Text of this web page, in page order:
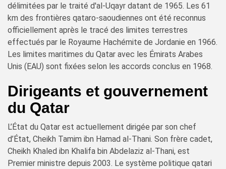
délimitées par le traité d'al-Uqayr datant de 1965. Les 61
km des frontières qataro-saoudiennes ont été reconnus
officiellement après le tracé des limites terrestres
effectués par le Royaume Hachémite de Jordanie en 1966.
Les limites maritimes du Qatar avec les Émirats Arabes
Unis (EAU) sont fixées selon les accords conclus en 1968.
Dirigeants et gouvernement
du Qatar
L’État du Qatar est actuellement dirigée par son chef
d’État, Cheikh Tamim ibn Hamad al-Thani. Son frère cadet,
Cheikh Khaled ibn Khalifa bin Abdelaziz al-Thani, est
Premier ministre depuis 2003. Le système politique qatari